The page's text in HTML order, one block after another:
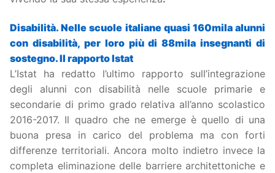
Disabilità. Nelle scuole italiane quasi 160mila alunni
con disabilità, per loro più di 88mila insegnanti di
sostegno. Il rapporto Istat
L’Istat ha redatto l’ultimo rapporto sull’integrazione
degli alunni con disabilità nelle scuole primarie e
secondarie di primo grado relativa all’anno scolastico
2016-2017. Il quadro che ne emerge è quello di una
buona presa in carico del problema ma con forti
differenze territoriali. Ancora molto indietro invece la
completa eliminazione delle barriere architettoniche e